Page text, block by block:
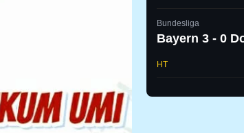
Bundesliga
Bayern 3 - 0
HT